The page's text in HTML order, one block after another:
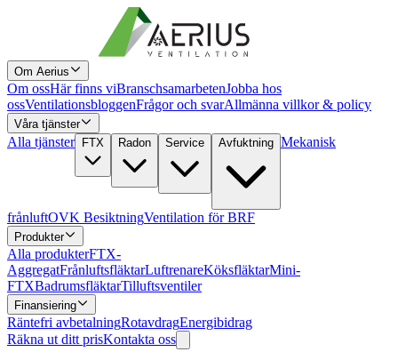
Om Aerius
Om ossHär finns viBranschsamarbetenJobba hos
ossVentilationsbloggenFrågor och svarAllmänna villkor & policy
Våra tjänster
Alla tjänster FTX Radon Service Avfuktning Mekanisk
frånluftOVK BesiktningVentilation för BRF
Produkter
Alla produkterFTX-
AggregatFrånluftsfläktarLuftrenareKöksfläktarMini-
FTXBadrumsfläktarTilluftsventiler
Finansiering
Räntefri avbetalningRotavdragEnergibidrag
Räkna ut ditt prisKontakta oss